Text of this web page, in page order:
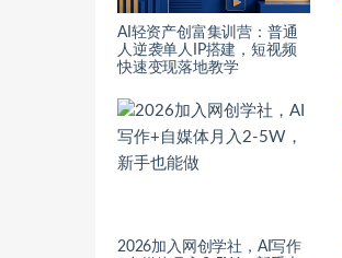
AI轻资产创富集训营：普通
人逆袭单人IP搭建，短视频
快速变现落地教学
2026加入网创学社，AI写作